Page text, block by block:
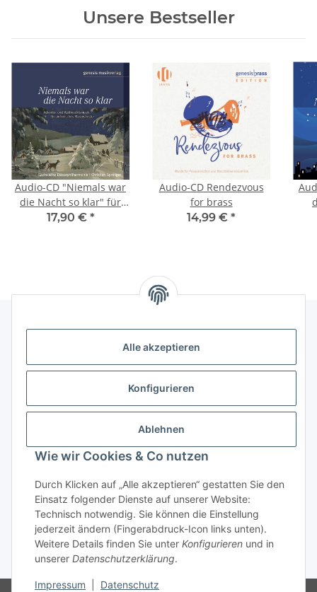
Alle akzeptieren
Konfigurieren
Ablehnen
Wie wir Cookies & Co nutzen
Durch Klicken auf „Alle akzeptieren“ gestatten Sie den
Einsatz folgender Dienste auf unserer Website:
Technisch notwendig. Sie können die Einstellung
jederzeit ändern (Fingerabdruck-Icon links unten).
Weitere Details finden Sie unter Konfigurieren und in
unserer Datenschutzerklärung.
Impressum Datenschutz
Unsere Bestseller
Audio-CD "Niemals war
die Nacht so klar" für
sinfonisches
17,90 € *
Audio-CD Rendezvous
for brass
14,99 € *
genesis musikverlag Christian Sprenger
34630 Gilserberg
E-Mail:anne.weckesser@genesis-musikverlag.de
Informationen
Gesetzliche Informationen
* Alle Preise inkl. gesetzlicher USt., zzgl.Versand